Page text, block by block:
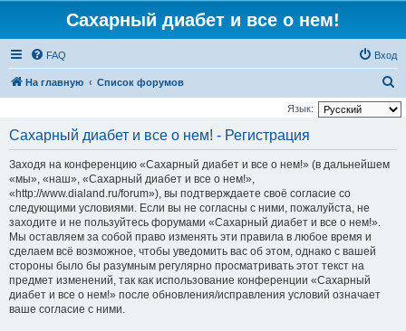
Сахарный диабет и все о нем!
FAQ Вход
На главную Список форумов
о
Язык:
Сахарный диабет и все о нем! - Регистрация
Заходя на конференцию «Сахарный диабет и все о нем!» (в дальнейшем
«мы», «наш», «Сахарный диабет и все о нем!»,
«http://www.dialand.ru/forum»), вы подтверждаете своё согласие со
следующими условиями. Если вы не согласны с ними, пожалуйста, не
заходите и не пользуйтесь форумами «Сахарный диабет и все о нем!».
Мы оставляем за собой право изменять эти правила в любое время и
сделаем всё возможное, чтобы уведомить вас об этом, однако с вашей
стороны было бы разумным регулярно просматривать этот текст на
предмет изменений, так как использование конференции «Сахарный
диабет и все о нем!» после обновления/исправления условий означает
ваше согласие с ними.